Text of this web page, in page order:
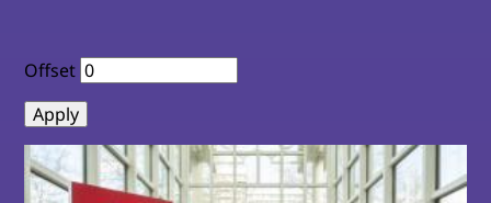
Offset